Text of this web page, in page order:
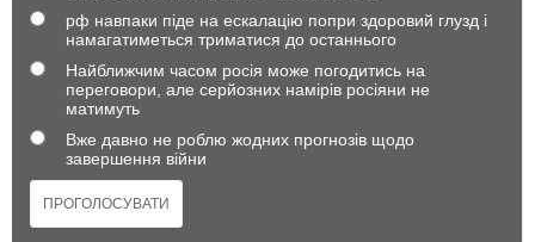
рф навпаки піде на ескалацію попри здоровий глузд і
намагатиметься триматися до останнього
Найближчим часом росія може погодитись на
переговори, але серйозних намірів росіяни не
матимуть
Вже давно не роблю жодних прогнозів щодо
завершення війни